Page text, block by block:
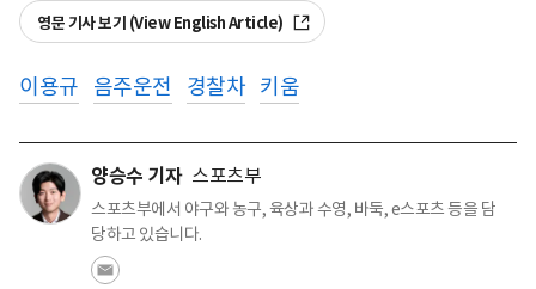
영문 기사 보기 (View English Article)
이용규 음주운전 경찰차 키움
양승수 기자 스포츠부
스포츠부에서 야구와 농구, 육상과 수영, 바둑, e스포츠 등을 담
당하고 있습니다.